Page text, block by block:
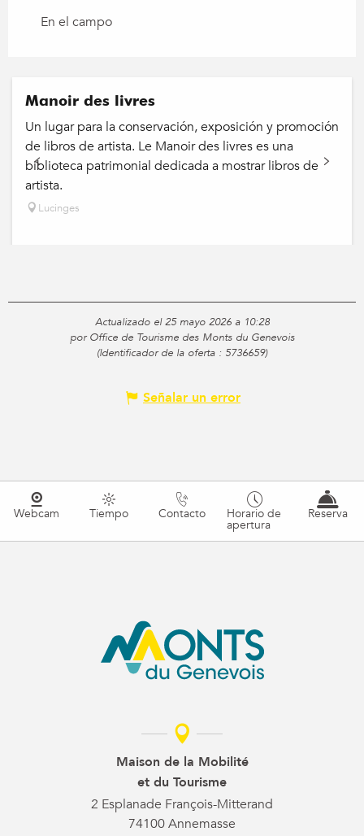
En el campo
Manoir des livres
Un lugar para la conservación, exposición y promoción
de libros de artista. Le Manoir des livres es una
biblioteca patrimonial dedicada a mostrar libros de
artista.
Lucinges
Actualizado el 25 mayo 2026 a 10:28
por Office de Tourisme des Monts du Genevois
(Identificador de la oferta : 5736659)
Señalar un error
Webcam Tiempo Contacto Horario de
apertura
Reserva
Maison de la Mobilité
et du Tourisme
2 Esplanade François-Mitterand
74100 Annemasse